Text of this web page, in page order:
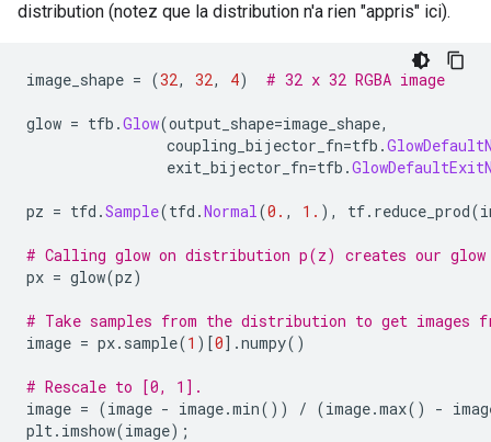
distribution (notez que la distribution n'a rien "appris" ici).
image_shape = (32, 32, 4) # 32 x 32 RGBA image
glow = tfb .Glow(output_shape=image_shape,
coupling_bijector_fn=tfb .
exit_bijector_fn=tfb .
pz = tfd .Sample(tfd .Normal(0. , 1. ), tf. reduce_prod(
# Calling glow on distribution p(z) creates our
px = glow(pz)
# Take samples from the distribution to get images
image = px. sample(1 )[0].numpy()
# Rescale to [0, 1].
image = (image - image.min()) / (image.max() -
plt. imshow(image);